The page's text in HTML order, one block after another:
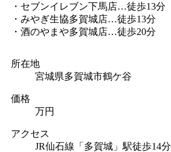
・セブンイレブン下馬店…徒歩13分
・みやぎ生協多賀城店…徒歩13分
・酒のやまや多賀城店…徒歩20分
所在地
宮城県多賀城市鶴ケ谷
価格
万円
アクセス
JR仙石線「多賀城」駅徒歩14分